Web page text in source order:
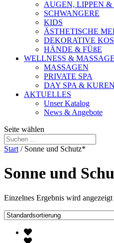
AUGEN, LIPPEN
SCHWANGERE
KIDS
ÄSTHETISCHE
DEKORATIVE
HÄNDE & FÜßE
WELLNESS &
MASSAGEN
PRIVATE SPA
DAY SPA & KUREN
AKTUELLES
Unser Katalog
News & Angebote
Seite wählen
Start / Sonne und Schutz*
Sonne und
Einzelnes Ergebnis wird angezeigt